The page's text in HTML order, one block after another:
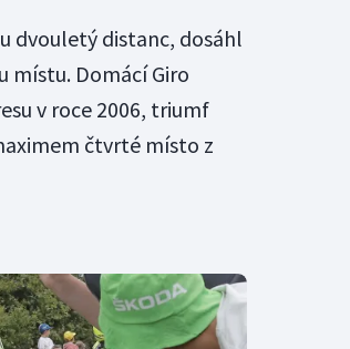
dvouletý distanc, dosáhl
místu. Domácí Giro
v roce 2006, triumf
čtvrté místo z